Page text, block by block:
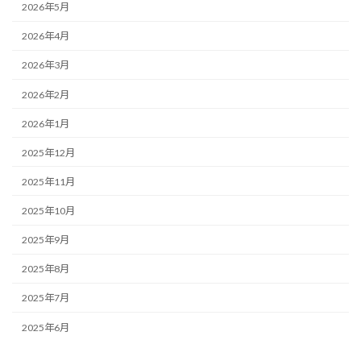
2026年5月
2026年4月
2026年3月
2026年2月
2026年1月
2025年12月
2025年11月
2025年10月
2025年9月
2025年8月
2025年7月
2025年6月